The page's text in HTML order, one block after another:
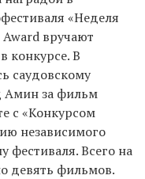
«Неделя
вручают
конкурсе. В
саудовскому
Амин за фильм
с «Конкурсом
независимого
фестиваля. Всего на
девять фильмов.